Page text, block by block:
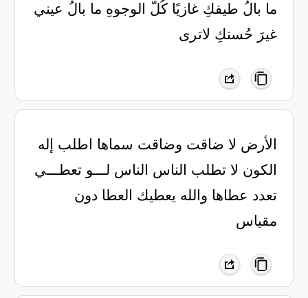
ما بالُ طيفكِ غازيًا كُلّ الوجوهِ ما بالُ عيني
غيرَ حُسنكِ لاترى
الأرض لا ضاقت وضاقت سماها اطلب إله
الكون لا تطلب الناس الناس لـــو تعطـــي
تعدد عطاها والله يعطيك العطا دون
مقياس